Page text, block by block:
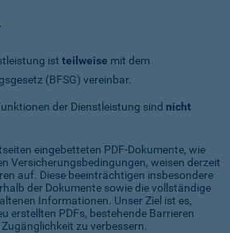
ist teilweise mit dem
(BFSG) vereinbar.
der Dienstleistung sind nicht
eingebetteten PDF-Dokumente, wie
Versicherungsbedingungen, weisen derzeit
auf. Diese beeinträchtigen insbesondere
der Dokumente sowie die vollständige
Informationen. Unser Ziel ist es,
erstellten PDFs, bestehende Barrieren
zu verbessern.